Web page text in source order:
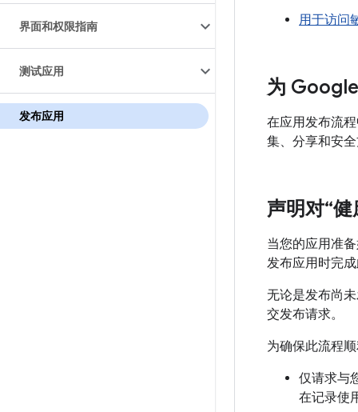
界面和权限指南
测试应用
发布应用
用于访问
为
在应用发布流
集、分享和安
声明对“
当您的应用准
发布应用时完
无论是发布尚
交发布请求。
为确保此流程
仅请求与
在记录使